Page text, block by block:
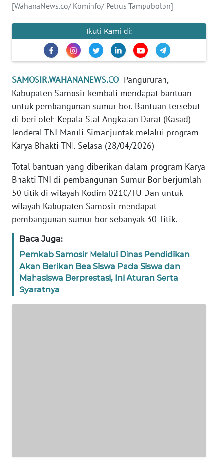
[WahanaNews.co/ Kominfo/ Petrus Tampubolon]
Ikuti Kami di:
SAMOSIR.WAHANANEWS.CO -Pangururan,
Kabupaten Samosir kembali mendapat bantuan
untuk pembangunan sumur bor. Bantuan tersebut
di beri oleh Kepala Staf Angkatan Darat (Kasad)
Jenderal TNI Maruli Simanjuntak melalui program
Karya Bhakti TNI. Selasa (28/04/2026)
Total bantuan yang diberikan dalam program Karya
Bhakti TNI di pembangunan Sumur Bor berjumlah
50 titik di wilayah Kodim 0210/TU Dan untuk
wilayah Kabupaten Samosir mendapat
pembangunan sumur bor sebanyak 30 Titik.
Baca Juga:
Pemkab Samosir Melalui Dinas Pendidikan
Akan Berikan Bea Siswa Pada Siswa dan
Mahasiswa Berprestasi, Ini Aturan Serta
Syaratnya
KARIR
News
Regional
WN
SUMUT
WN
JAKARTA
WN
JABAR
WN
BANTEN
WN
NTT
WN
KEPRI